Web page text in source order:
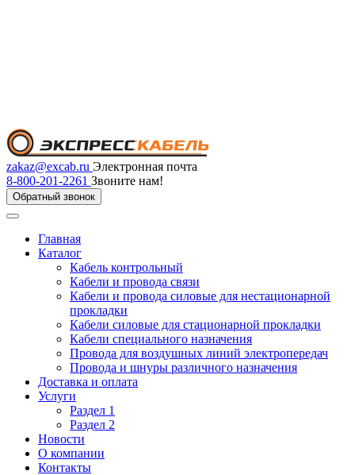
zakaz@excab.ru Электронная почта
8-800-201-2261 Звоните нам!
Обратный звонок
Главная
Каталог
Кабель контрольный
Кабели и провода связи
Кабели и провода силовые для нестационарной
прокладки
Кабели силовые для стационарной прокладки
Кабели специального назначения
Провода для воздушных линий электропередач
Провода и шнуры различного назначения
Доставка и оплата
Услуги
Раздел 1
Раздел 2
Новости
О компании
Контакты